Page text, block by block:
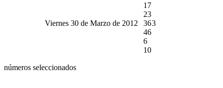
Viernes 30 de Marzo de 2012
17
23
36
46
6
10
3
números seleccionados